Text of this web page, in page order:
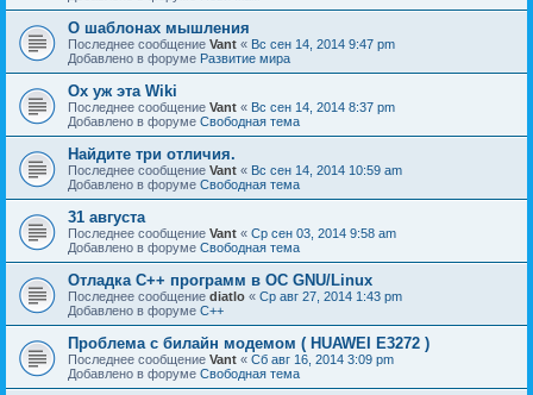
О шаблонах мышления
Последнее сообщение Vant « Вс сен 14, 2014 9:47 pm
Добавлено в форуме Развитие мира
Ох уж эта Wiki
Последнее сообщение Vant « Вс сен 14, 2014 8:37 pm
Добавлено в форуме Свободная тема
Найдите три отличия.
Последнее сообщение Vant « Вс сен 14, 2014 10:59 am
Добавлено в форуме Свободная тема
31 августа
Последнее сообщение Vant « Ср сен 03, 2014 9:58 am
Добавлено в форуме Свободная тема
Отладка C++ программ в ОС GNU/Linux
Последнее сообщение diatlo « Ср авг 27, 2014 1:43 pm
Добавлено в форуме C++
Проблема с билайн модемом ( HUAWEI E3272 )
Последнее сообщение Vant « Сб авг 16, 2014 3:09 pm
Добавлено в форуме Свободная тема